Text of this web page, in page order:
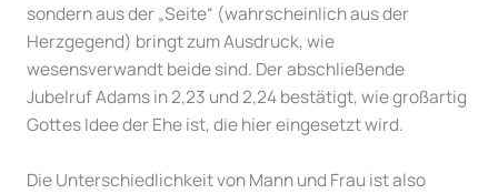
sondern aus der „Seite“ (wahrscheinlich aus der
Herzgegend) bringt zum Ausdruck, wie
wesensverwandt beide sind. Der abschließende
Jubelruf Adams in 2,23 und 2,24 bestätigt, wie großartig
Gottes Idee der Ehe ist, die hier eingesetzt wird.
Die Unterschiedlichkeit von Mann und Frau ist also